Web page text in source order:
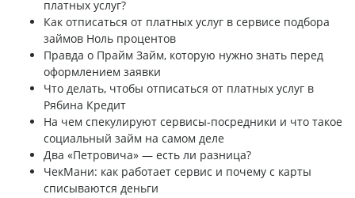
платных услуг?
Как отписаться от платных услуг в сервисе подбора
займов Ноль процентов
Правда о Прайм Займ, которую нужно знать перед
оформлением заявки
Что делать, чтобы отписаться от платных услуг в
Рябина Кредит
На чем спекулируют сервисы-посредники и что такое
социальный займ на самом деле
Два «Петровича» — есть ли разница?
ЧекМани: как работает сервис и почему с карты
списываются деньги